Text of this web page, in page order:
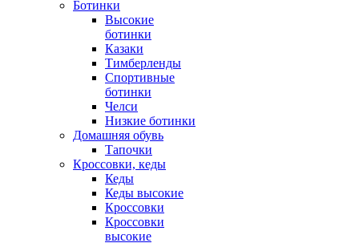
Ботинки
Высокие
ботинки
Казаки
Тимберленды
Спортивные
ботинки
Челси
Низкие ботинки
Домашняя обувь
Тапочки
Кроссовки, кеды
Кеды
Кеды высокие
Кроссовки
Кроссовки
высокие